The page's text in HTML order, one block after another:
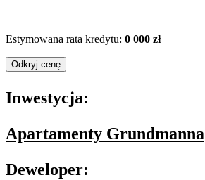
Estymowana rata kredytu: 0 000 zł
Odkryj cenę
Inwestycja:
Apartamenty Grundmanna
Deweloper: